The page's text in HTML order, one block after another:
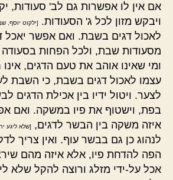
אם אין לו אפשרות גם לב' סעודות,
ויבקש מזון לכל ג' הסעודות.
[ילקוט יוסף,
לאכול דגים בשבת. ואם אפשר יאכל
מסעודות שבת, ולכל הפחות בסעודה
ומי שאינו אוהב את טעם הדגים,
עצמו לאכול דגים בשבת, כי השבת
לצער. ויטול ידיו בין אכילת הדגים
בפת, וישטוף את פיו במשקה. ואם
איזה משקה בין הבשר לדגים,
[שלא ליגע
לנהוג כן גם בבשר עוף. ואין צריך
הפה להדחת פיו, אלא איזה מהם
אכל על-ידי מזלג ורוצה להקל שלא